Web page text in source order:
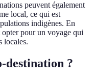
peuvent également
local, ce qui est
indigènes. En
pour un voyage qui
locales.
destination ?